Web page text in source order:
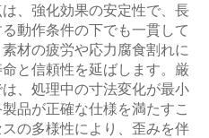
、強化効果の安定性で、長
動作条件の下でも一貫して
材の疲労や応力腐食割れに
と信頼性を延ばします。厳
、処理中の寸法変化が最小
品が正確な仕様を満たすこ
の多様性により、歪みを伴